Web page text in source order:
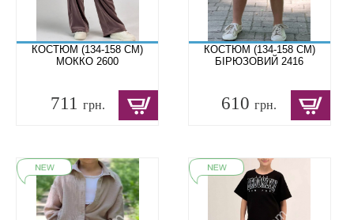
КОСТЮМ (134-158 СМ)
МОККО 2600
711 грн.
КОСТЮМ (134-158 СМ)
БІРЮЗОВИЙ 2416
610грн.